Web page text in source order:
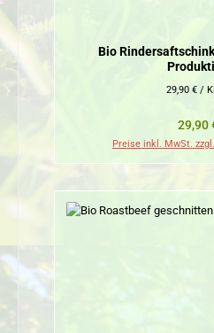
Bio
29,90 € /
29,90
Preise inkl. MwSt.